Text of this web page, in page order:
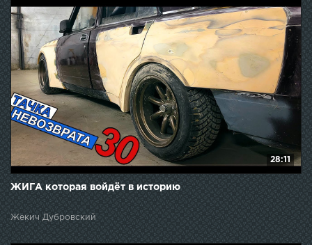
28:11
ЖИГА которая войдёт в историю
Жекич Дубровский